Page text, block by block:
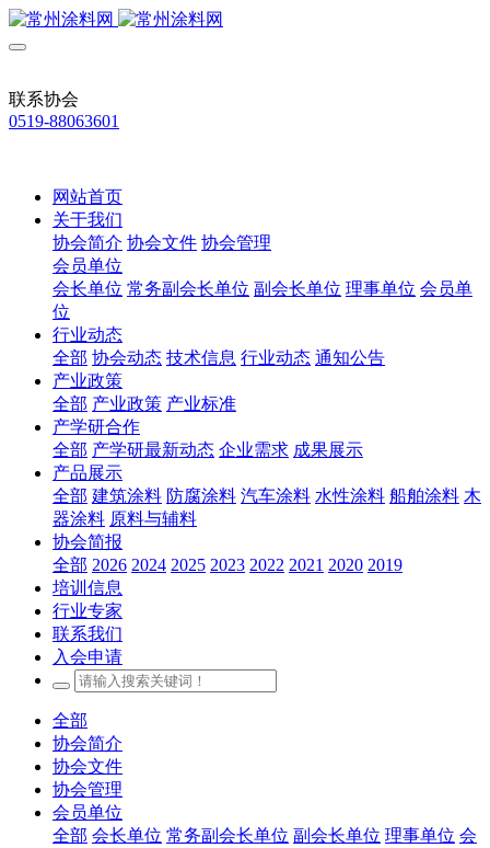
联系协会
0519-88063601
网站首页
关于我们
协会简介 协会文件 协会管理
会员单位
会长单位 常务副会长单位 副会长单位 理事单位 会员单
位
行业动态
全部 协会动态 技术信息 行业动态 通知公告
产业政策
全部 产业政策 产业标准
产学研合作
全部 产学研最新动态 企业需求 成果展示
产品展示
全部 建筑涂料 防腐涂料 汽车涂料 水性涂料 船舶涂料 木
器涂料 原料与辅料
协会简报
全部 2026 2024 2025 2023 2022 2021 2020 2019
培训信息
行业专家
联系我们
入会申请
全部
协会简介
协会文件
协会管理
会员单位
全部 会长单位 常务副会长单位 副会长单位 理事单位 会